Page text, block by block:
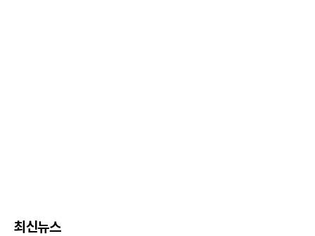
최신뉴스